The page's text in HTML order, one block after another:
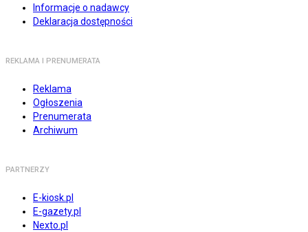
Informacje o nadawcy
Deklaracja dostępności
REKLAMA I PRENUMERATA
Reklama
Ogłoszenia
Prenumerata
Archiwum
PARTNERZY
E-kiosk.pl
E-gazety.pl
Nexto.pl